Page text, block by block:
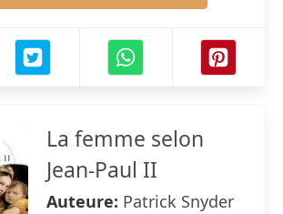
La femme selon
Jean-Paul II
Auteure: Patrick Snyder